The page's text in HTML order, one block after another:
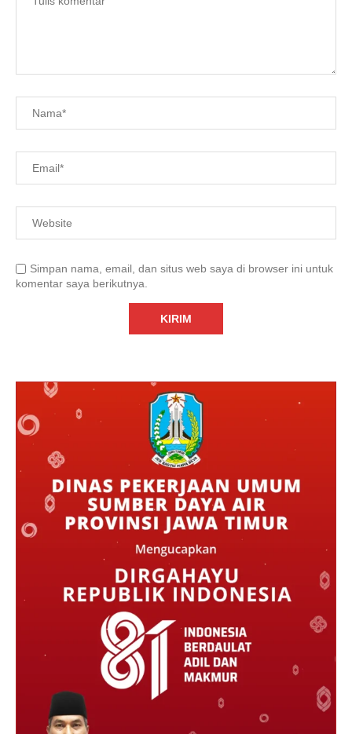
Simpan nama, email, dan situs web saya di browser ini untuk
komentar saya berikutnya.